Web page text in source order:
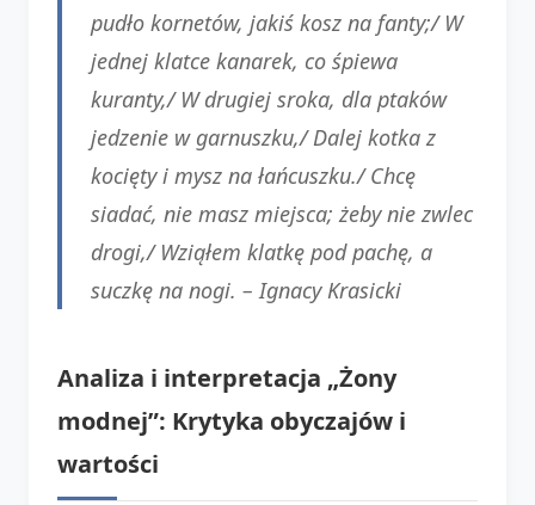
pudło kornetów, jakiś kosz na fanty;/ W
jednej klatce kanarek, co śpiewa
kuranty,/ W drugiej sroka, dla ptaków
jedzenie w garnuszku,/ Dalej kotka z
kocięty i mysz na łańcuszku./ Chcę
siadać, nie masz miejsca; żeby nie zwlec
drogi,/ Wziąłem klatkę pod pachę, a
suczkę na nogi. – Ignacy Krasicki
Analiza i interpretacja „Żony
modnej”: Krytyka obyczajów i
wartości